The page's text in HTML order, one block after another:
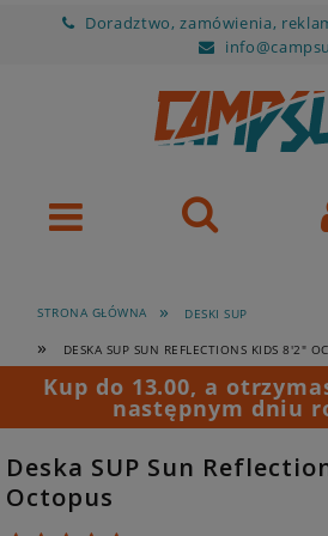
Doradztwo, zamówienia,
STRONA GŁÓWNA » DESKI SUP
» DESKA SUP SUN REFLECTIONS KIDS 8'2"
Kup do 13.00, a
następnym dniu
Deska SUP Sun
Octopus